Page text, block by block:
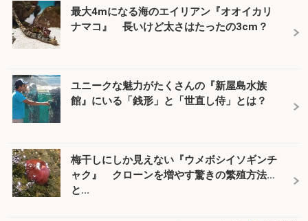
最大4mになる海のエイリアン『オオイカリ
ナマコ』 長いけど太さはたったの3cm？
ユニークな魅力がたくさんの『新屋島水族
館』にいる「銭形」と「世直し侍」とは？
梅干しにしか見えない『ウメボシイソギンチ
ャク』 クローンを増やす驚きの繁殖方法
と...